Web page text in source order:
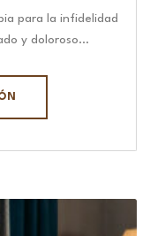
para la infidelidad
y doloroso…